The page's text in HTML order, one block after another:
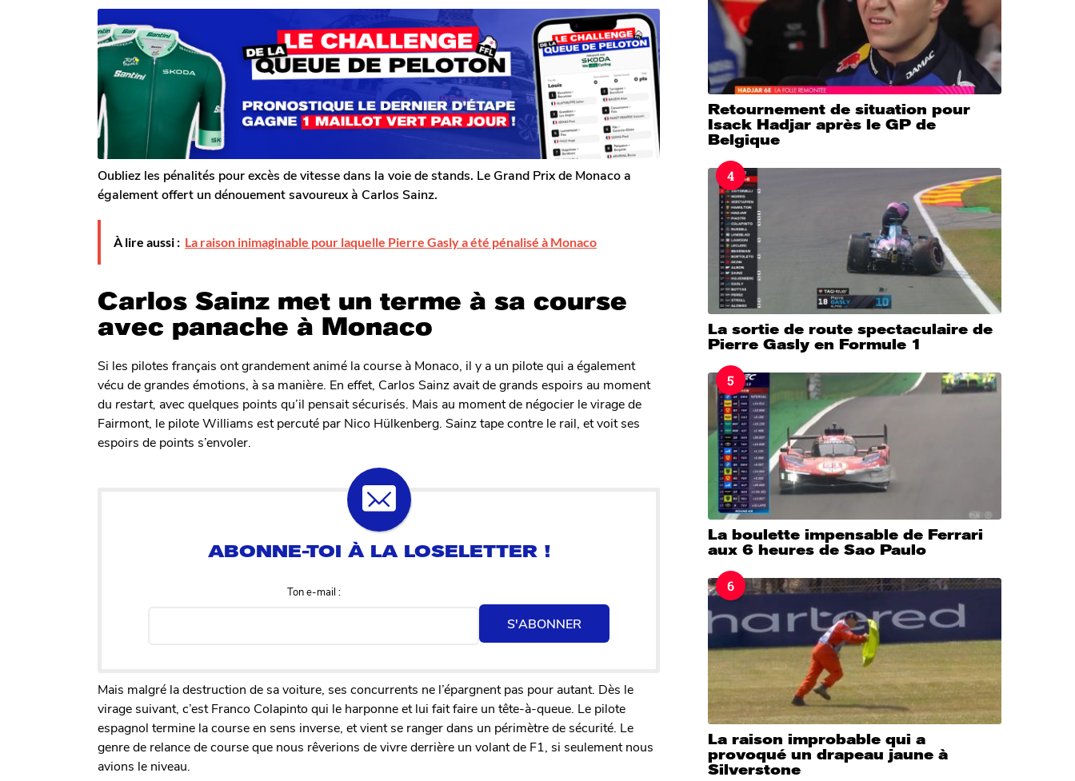
o
i
s
g
o
r
T
o
m
G
a
l
e
r
o
n
i
s
a
o
Oubliez les pénalités pour excès de vitesse dans la voie de stands. Le Grand Prix de Monaco a
également offert un dénouement savoureux à Carlos Sainz.
À lire aussi : La raison inimaginable pour laquelle Pierre Gasly a été pénalisé à Monaco
Carlos Sainz met un terme à sa course
avec panache à Monaco
Si les pilotes français ont grandement animé la course à Monaco, il y a un pilote qui a également
vécu de grandes émotions, à sa manière. En effet, Carlos Sainz avait de grands espoirs au moment
du restart, avec quelques points qu’il pensait sécurisés. Mais au moment de négocier le virage de
Fairmont, le pilote Williams est percuté par Nico Hülkenberg. Sainz tape contre le rail, et voit ses
espoirs de points s’envoler.
Ton e-mail :
S'ABONNER
Mais malgré la destruction de sa voiture, ses concurrents ne l’épargnent pas pour autant. Dès le
virage suivant, c’est Franco Colapinto qui le harponne et lui fait faire un tête-à-queue. Le pilote
espagnol termine la course en sens inverse, et vient se ranger dans un périmètre de sécurité. Le
genre de relance de course que nous rêverions de vivre derrière un volant de F1, si seulement nous
avions le niveau.
Retournement de situation pour
Isack Hadjar après le GP de
Belgique
4
La sortie de route spectaculaire de
Pierre Gasly en Formule 1
5
La boulette impensable de Ferrari
aux 6 heures de Sao Paulo
6
La raison improbable qui a
provoqué un drapeau jaune à
Silverstone